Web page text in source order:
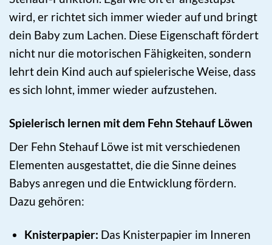
wird, er richtet sich immer wieder auf und bringt
dein Baby zum Lachen. Diese Eigenschaft fördert
nicht nur die motorischen Fähigkeiten, sondern
lehrt dein Kind auch auf spielerische Weise, dass
es sich lohnt, immer wieder aufzustehen.
Spielerisch lernen mit dem Fehn Stehauf Löwen
Der Fehn Stehauf Löwe ist mit verschiedenen
Elementen ausgestattet, die die Sinne deines
Babys anregen und die Entwicklung fördern.
Dazu gehören:
Knisterpapier: Das Knisterpapier im Inneren